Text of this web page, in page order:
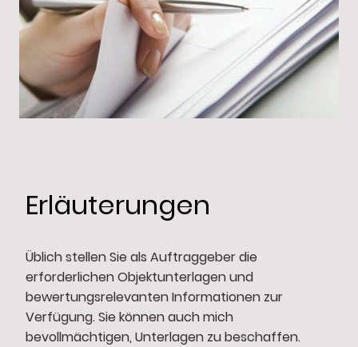
Erläuterungen
Üblich stellen Sie als Auftraggeber die
erforderlichen Objektunterlagen und
bewertungsrelevanten Informationen zur
Verfügung. Sie können auch mich
bevollmächtigen, Unterlagen zu beschaffen.